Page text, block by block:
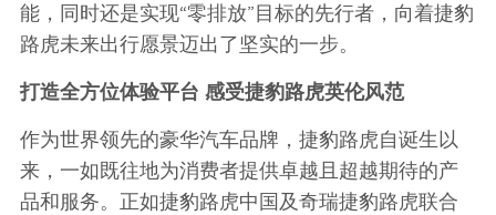
能，同时还是实现“零排放”目标的先行者，向着捷豹
路虎未来出行愿景迈出了坚实的一步。
打造全方位体验平台 感受捷豹路虎英伦风范
作为世界领先的豪华汽车品牌，捷豹路虎自诞生以
来，一如既往地为消费者提供卓越且超越期待的产
品和服务。正如捷豹路虎中国及奇瑞捷豹路虎联合